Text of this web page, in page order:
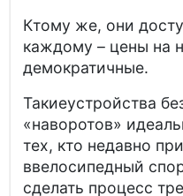
Ктому же, они
каждому – цены на
демократичные.
Такиеустройства
«наворотов»
тех, кто недавно
ввелосипедный
сделать процесс